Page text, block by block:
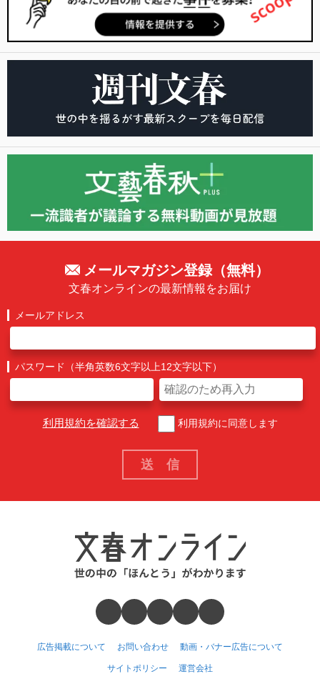
メールマガジン登録（無料）
文春オンラインの最新情報をお届け
メールアドレス
パスワード（半角英数6文字以上12文字以下）
利用規約を確認する 利用規約に同意します
広告掲載について お問い合わせ 動画・バナー広告について
サイトポリシー 運営会社